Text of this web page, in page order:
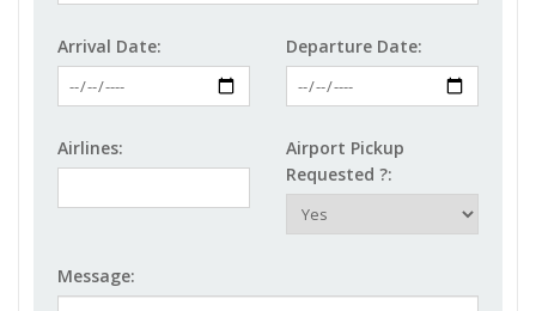
Arrival Date: Departure Date:
Airlines:
Airport Pickup
Requested ?:
Message: